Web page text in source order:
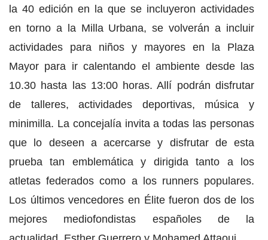
la 40 edición en la que se incluyeron actividades
en torno a la Milla Urbana, se volverán a incluir
actividades para niños y mayores en la Plaza
Mayor para ir calentando el ambiente desde las
10.30 hasta las 13:00 horas. Allí podrán disfrutar
de talleres, actividades deportivas, música y
minimilla. La concejalía invita a todas las personas
que lo deseen a acercarse y disfrutar de esta
prueba tan emblemática y dirigida tanto a los
atletas federados como a los runners populares.
Los últimos vencedores en Élite fueron dos de los
mejores mediofondistas españoles de la